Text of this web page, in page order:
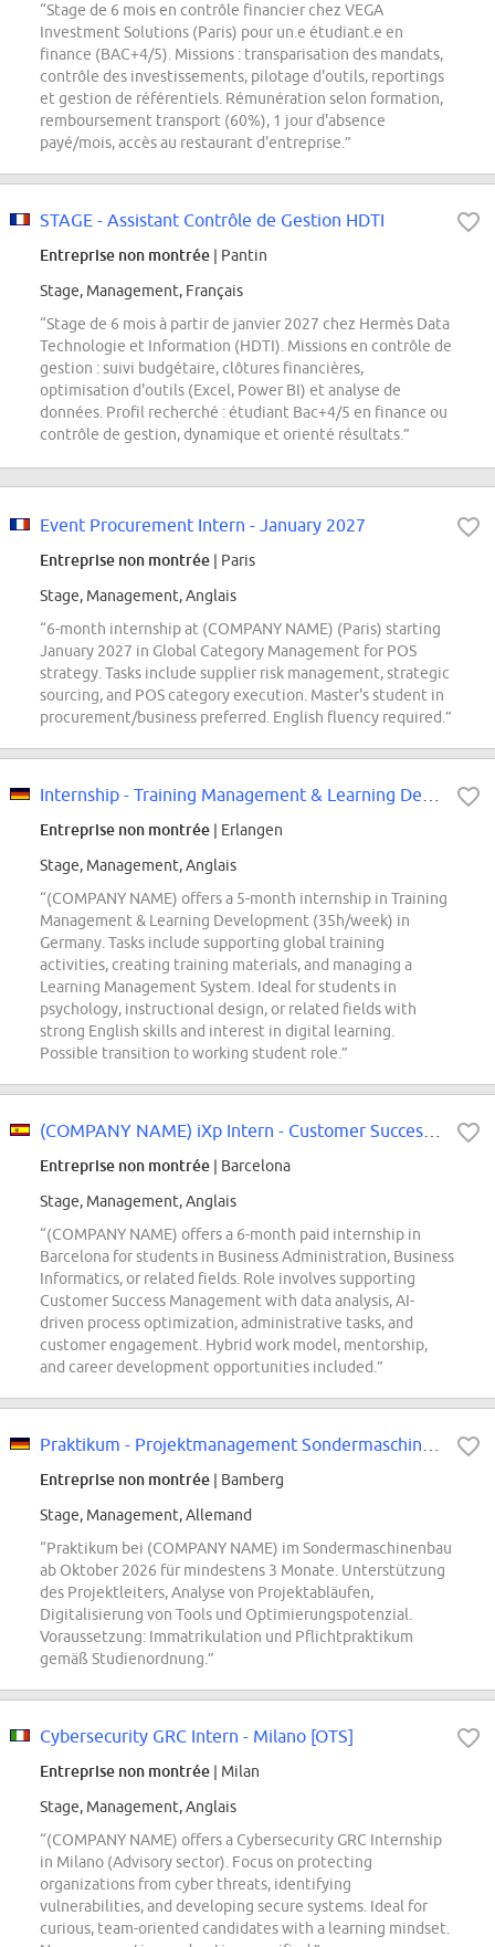
“Stage de 6 mois en contrôle financier chez VEGA
Investment Solutions (Paris) pour un.e étudiant.e en
finance (BAC+4/5). Missions : transparisation des mandats,
contrôle des investissements, pilotage d'outils, reportings
et gestion de référentiels. Rémunération selon formation,
remboursement transport (60%), 1 jour d'absence
payé/mois, accès au restaurant d'entreprise.”
STAGE - Assistant Contrôle de Gestion HDTI
Entreprise non montrée | Pantin
Stage, Management, Français
“Stage de 6 mois à partir de janvier 2027 chez Hermès Data
Technologie et Information (HDTI). Missions en contrôle de
gestion : suivi budgétaire, clôtures financières,
optimisation d'outils (Excel, Power BI) et analyse de
données. Profil recherché : étudiant Bac+4/5 en finance ou
contrôle de gestion, dynamique et orienté résultats.”
Event Procurement Intern - January 2027
Entreprise non montrée | Paris
Stage, Management, Anglais
“6-month internship at (COMPANY NAME) (Paris) starting
January 2027 in Global Category Management for POS
strategy. Tasks include supplier risk management, strategic
sourcing, and POS category execution. Master's student in
procurement/business preferred. English fluency required.”
Entreprise non montrée | Erlangen
Stage, Management, Anglais
“(COMPANY NAME) offers a 5-month internship in Training
Management & Learning Development (35h/week) in
Germany. Tasks include supporting global training
activities, creating training materials, and managing a
Learning Management System. Ideal for students in
psychology, instructional design, or related fields with
strong English skills and interest in digital learning.
Possible transition to working student role.”
Entreprise non montrée | Barcelona
Stage, Management, Anglais
“(COMPANY NAME) offers a 6-month paid internship in
Barcelona for students in Business Administration, Business
Informatics, or related fields. Role involves supporting
Customer Success Management with data analysis, AI-
driven process optimization, administrative tasks, and
customer engagement. Hybrid work model, mentorship,
and career development opportunities included.”
Entreprise non montrée | Bamberg
Stage, Management, Allemand
“Praktikum bei (COMPANY NAME) im Sondermaschinenbau
ab Oktober 2026 für mindestens 3 Monate. Unterstützung
des Projektleiters, Analyse von Projektabläufen,
Digitalisierung von Tools und Optimierungspotenzial.
Voraussetzung: Immatrikulation und Pflichtpraktikum
gemäß Studienordnung.”
Cybersecurity GRC Intern - Milano [OTS]
Entreprise non montrée | Milan
Stage, Management, Anglais
“(COMPANY NAME) offers a Cybersecurity GRC Internship
in Milano (Advisory sector). Focus on protecting
organizations from cyber threats, identifying
vulnerabilities, and developing secure systems. Ideal for
curious, team-oriented candidates with a learning mindset.